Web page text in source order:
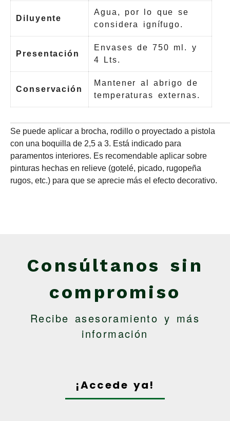
Diluyente
Agua, por lo que se
considera ignífugo.
Presentación
Envases de 750 ml. y
4 Lts.
Conservación
Mantener al abrigo de
temperaturas externas.
Se puede aplicar a brocha, rodillo o proyectado a pistola
con una boquilla de 2,5 a 3. Está indicado para
paramentos interiores. Es recomendable aplicar sobre
pinturas hechas en relieve (gotelé, picado, rugopeña
rugos, etc.) para que se aprecie más el efecto decorativo.
Consúltanos sin
compromiso
Recibe asesoramiento y más
información
¡Accede ya!